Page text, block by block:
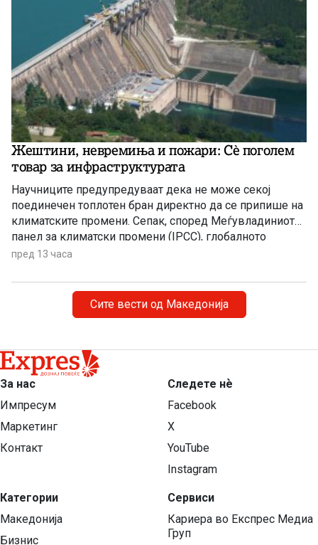
Жештини, невремиња и пожари: Сè поголем
товар за инфраструктурата
Научниците предупредуваат дека не може секој
поединечен топлотен бран директно да се припише на
климатските промени. Сепак, според Меѓувладиниот
панел за климатски промени (IPCC), глобалното
затоплување придонесува ваквите екстремни
поинтензивни и подолготрајни.
пред 13 часа
Сите вести од Македонија
За нас
Импресум
Маркетинг
Контакт
Категории
Македонија
Бизнис
Следете нѐ
Facebook
X
YouTube
Instagram
Сервиси
Кариера во Експрес Медиа
Груп